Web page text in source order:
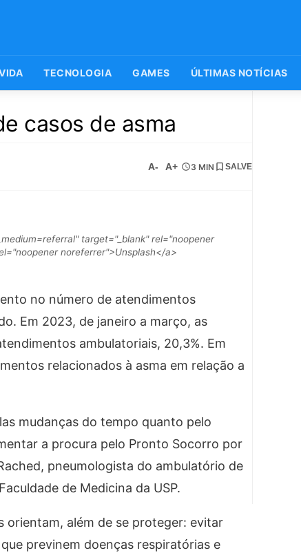
TECNOLOGIA GAMES ÚLTIMAS NOTÍCIAS
casos de asma
A- A+ 3 MIN SALVE
target="_blank" rel="noopener
noreferrer">Unsplash</a>
no número de atendimentos
Em 2023, de janeiro a março, as
ambulatoriais, 20,3%. Em
relacionados à asma em relação a
mudanças do tempo quanto pelo
a procura pelo Pronto Socorro por
pneumologista do ambulatório de
de Medicina da USP.
orientam, além de se proteger: evitar
previnem doenças respiratórias e